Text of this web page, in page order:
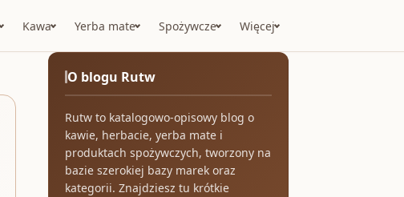
Kawa Yerba mate Spożywcze Więcej
O blogu Rutw
Rutw to katalogowo-opisowy blog o
kawie, herbacie, yerba mate i
produktach spożywczych, tworzony na
bazie szerokiej bazy marek oraz
kategorii. Znajdziesz tu krótkie